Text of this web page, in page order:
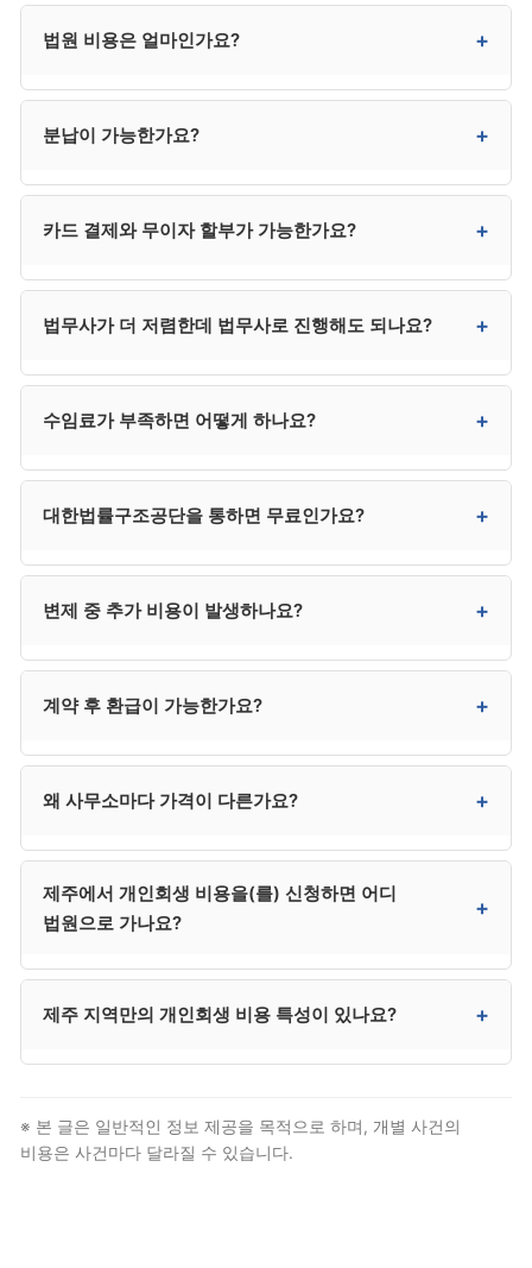
(300만~400만 원)와 법원 비용(20만~30만 원)이
있습니다.
법원 비용은 얼마인가요? +
포함되며, 송달료는 채권자 수에 따라 변동됩니다. 사용
분납이 가능한가요? +
금액과 시점은 사무소와 협의 가능합니다.
카드 결제와 무이자 할부가 가능한가요? +
거의 모든 사무소가 지원하며, 12개월·24개월 무이자도
법무사가 더 저렴한데 법무사로 진행해도 되나요? +
법무사는 법정 대리권에 제한이 있어 채권자 이의 발생
변호사가 더 효율적인 경우가 많습니다. 50만~150만 원
차이가 3년 절차에서 본질적 차이는 아닙니다.
수임료가 부족하면 어떻게 하나요? +
(저소득층) 등을 우선 검토하시기 바랍니다. 신청 직전
매우 위험합니다.
대한법률구조공단을 통하면 무료인가요? +
진행할 수 있습니다. 자격은 132로 문의하시면 정확히
있어 긴급한 사건은 사설 사무소가 빠를 수 있습니다.
변제 중 추가 비용이 발생하나요? +
면책 신청 등이 사후 관리에 포함된 사무소는 추가 비용
비용이 발생할 수 있습니다. 계약 시 확인이 매우
중요합니다.
계약 후 환급이 가능한가요? +
100%, 서류 작성 단계 50~70%, 신청 후 30~50%,
왜 사무소마다 가격이 다른가요? +
범위 등이 가격에 영향을 줍니다. 같은 사건이라도
사무소마다 견적이 다를 수 있으므로 2~3곳 비교가
제주에서 개인회생 비용을(를) 신청하면 어디
법원으로 가나요?
+
서귀포시 모두 제주지방법원 관할입니다. 다만 대부분
제주 지역만의 개인회생 비용 특성이 있나요? +
제주특별자치도 전역의 유일한 회생 법원. 다만 법적
자격 요건과 절차 자체는 전국 동일하므로, 제주
※ 본 글은 일반적인 정보 제공을 목적으로 하며, 개별 사건의
비용은 사건마다 달라질 수 있습니다.